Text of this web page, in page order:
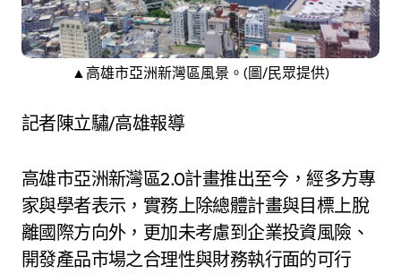
▲高雄市亞洲新灣區風景。(圖/民眾提供)
記者陳立驌/高雄報導
高雄市亞洲新灣區2.0計畫推出至今，經多方專
家與學者表示，實務上除總體計畫與目標上脫
離國際方向外，更加未考慮到企業投資風險、
開發產品市場之合理性與財務執行面的可行